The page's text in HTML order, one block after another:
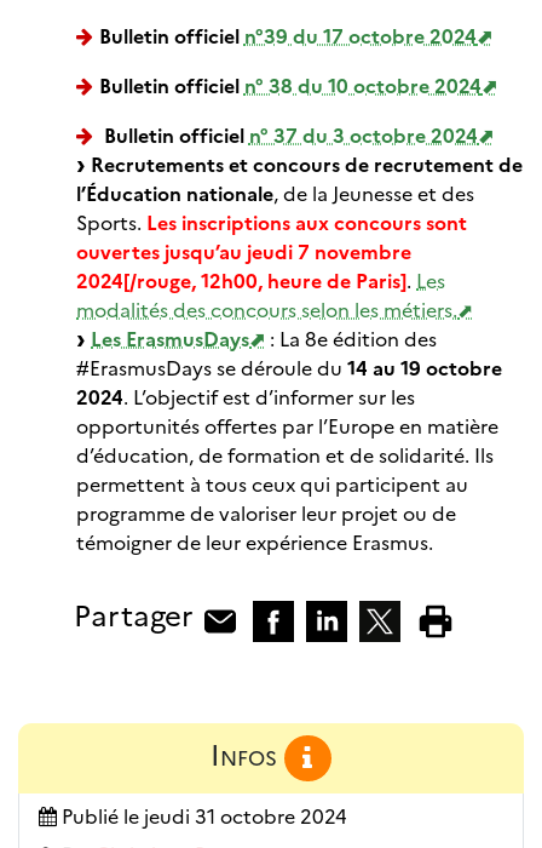
Bulletin officiel n°39 du 17 octobre 2024
Bulletin officiel n° 38 du 10 octobre 2024
Bulletin officiel n° 37 du 3 octobre 2024
Recrutements et concours de recrutement de
l’Éducation nationale, de la Jeunesse et des
Sports. Les inscriptions aux concours sont
ouvertes jusqu’au jeudi 7 novembre
2024[/rouge, 12h00, heure de Paris]. Les
modalités des concours selon les métiers.
Les ErasmusDays
: La 8e édition des
#ErasmusDays se déroule du 14 au 19 octobre
2024. L’objectif est d’informer sur les
opportunités offertes par l’Europe en matière
d’éducation, de formation et de solidarité. Ils
permettent à tous ceux qui participent au
programme de valoriser leur projet ou de
témoigner de leur expérience Erasmus.
Partager
Infos
Publié le jeudi 31 octobre 2024